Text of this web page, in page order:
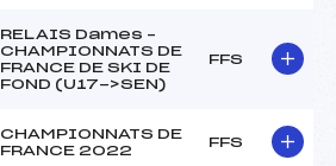
RELAIS Dames –
CHAMPIONNATS DE
FRANCE DE SKI DE
FOND (U17->SEN)
FFS
CHAMPIONNATS DE
FRANCE 2022
FFS